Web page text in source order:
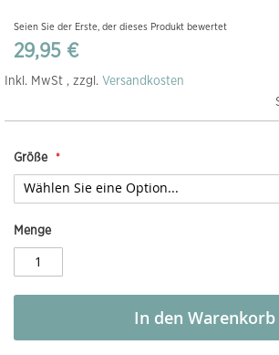
Seien Sie der Erste, der dieses Produkt bewertet
29,95 €
Inkl. MwSt , zzgl. Versandkosten
Größe
Menge
In den Warenkorb